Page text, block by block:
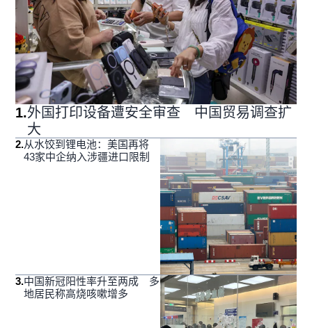
1.外国打印设备遭安全审查 中国贸易调查扩
大
2.从水饺到锂电池：美国再将
43家中企纳入涉疆进口限制
3.中国新冠阳性率升至两成 多
地居民称高烧咳嗽增多